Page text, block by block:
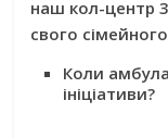
наш кол-центр
свого
Коли
ініціативи?